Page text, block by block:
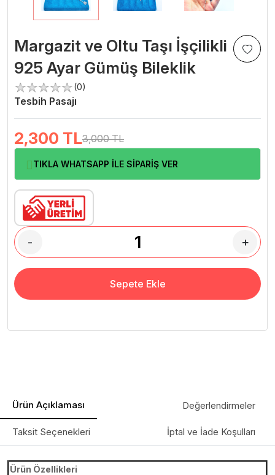
Margazit ve Oltu Taşı İşçilikli
925 Ayar Gümüş Bileklik
(0)
Tesbih Pasajı
2,300 TL3,000 TL
TIKLA WHATSAPP İLE SİPARİŞ VER
- +
Sepete Ekle
Ürün Açıklaması Değerlendirmeler
Taksit Seçenekleri İptal ve İade Koşulları
Ürün Özellikleri